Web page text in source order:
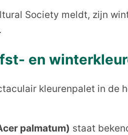
Society meldt, zijn
en
kleurenpalet in de
palmatum) staat